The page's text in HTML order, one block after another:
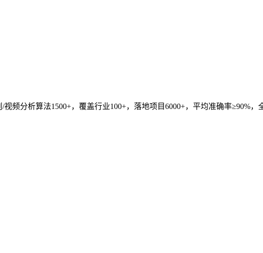
频分析算法1500+，覆盖行业100+，落地项目6000+，平均准确率≥90%，